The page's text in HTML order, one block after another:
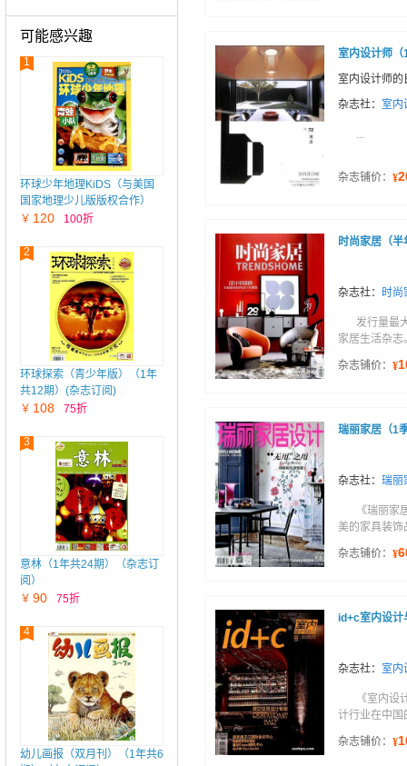
可能感兴趣
1
环球少年地理KiDS（与美国
国家地理少儿版版权合作）
（1年共12期）（杂志订阅）
￥ 120 100折
2
环球探索（青少年版）（1年
共12期）(杂志订阅)
￥ 108 75折
3
意林（1年共24期）（杂志订
阅）
￥ 90 75折
4
幼儿画报（双月刊）（1年共6
室内设计师（
室内设计师的
杂志社： 室内
...
杂志铺价： ¥
时尚家居（
杂志社： 时尚
发行量最
家居生活杂
杂志铺价： ¥
瑞丽家居（1
杂志社： 瑞丽
《瑞丽
美的家具装饰
杂志铺价： ¥
id+c室内设计
杂志社： 室内
《室内
计行业在中国
杂志铺价： ¥